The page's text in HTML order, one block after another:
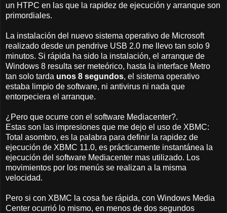
un HTPC en las que la rapidez de ejecución y arranque son
primordiales.
La instalación del nuevo sistema operativo de Microsoft
realizado desde un pendrive USB 2.0 me llevo tan solo 9
minutos. Si rápida ha sido la instalación, el arranque de
Windows 8 resulta ser meteórico, hasta la interface Metro
tan solo tarda unos 8 segundos, el sistema operativo
estaba limpio de software, ni antivirus ni nada que
entorpeciera el arranque.
¿Pero que ocurre con el software Mediacenter?.
Estas son las impresiones que me dejo el uso de XBMC:
Total asombro, es la palabra para definir la rapidez de
ejecución de XBMC 11.0, es prácticamente instantánea la
ejecución del software Mediacenter mas utilizado. Los
movimientos por los menús se realizan a la misma
velocidad.
Pero si con XBMC la cosa fue rápida, con Windows Media
Center ocurrió lo mismo, en menos de dos segundos